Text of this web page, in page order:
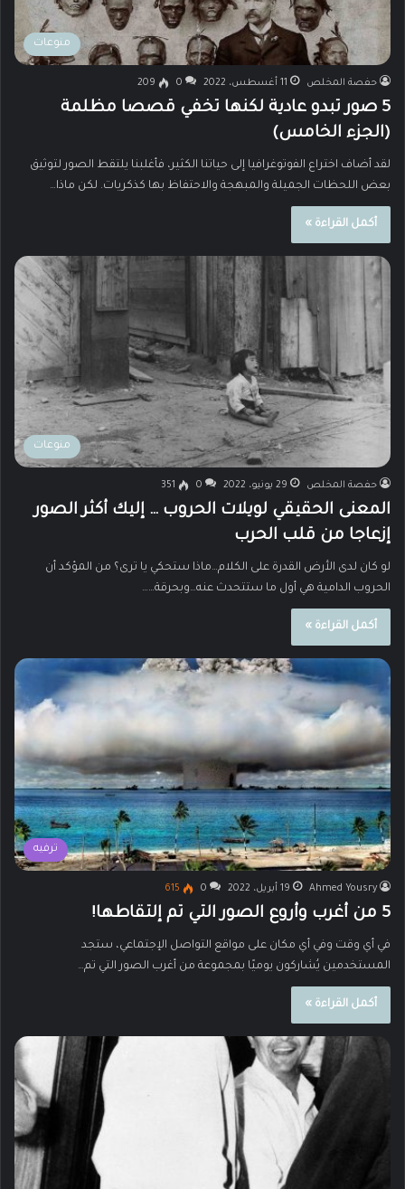
منوعات
حفصة المخلص 11 أغسطس، 2022 0
209
5 صور تبدو عادية لكنها تخفي قصصا مظلمة
(الجزء الخامس)
لقد أضاف اختراع الفوتوغرافيا إلى حياتنا الكثير، فأغلبنا يلتقط الصور لتوثيق
بعض اللحظات الجميلة والمبهجة والاحتفاظ بها كذكريات. لكن ماذا…
أكمل القراءة »
منوعات
حفصة المخلص 29 يونيو، 2022 0
351
المعنى الحقيقي لويلات الحروب … إليك أكثر الصور
إزعاجا من قلب الحرب
لو كان لدى الأرض القدرة على الكلام…ماذا ستحكي يا ترى؟ من المؤكد أن
الحروب الدامية هي أول ما ستتحدث عنه…وبحرقة……
أكمل القراءة »
ترفيه
Ahmed Yousry 19 أبريل، 2022 0
615
5 من أغرب وأروع الصور التي تم إلتقاطها!
في أي وقت وفي أي مكان على مواقع التواصل الإجتماعي، ستجد
المستخدمين يُشاركون يوميًا بمجموعة من أغرب الصور التي تم…
أكمل القراءة »